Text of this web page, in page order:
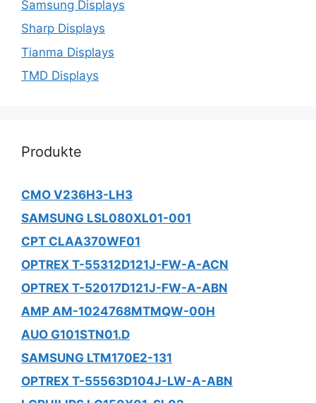
Samsung Displays
Sharp Displays
Tianma Displays
TMD Displays
Produkte
CMO V236H3-LH3
SAMSUNG LSL080XL01-001
CPT CLAA370WF01
OPTREX T-55312D121J-FW-A-ACN
OPTREX T-52017D121J-FW-A-ABN
AMP AM-1024768MTMQW-00H
AUO G101STN01.D
SAMSUNG LTM170E2-131
OPTREX T-55563D104J-LW-A-ABN